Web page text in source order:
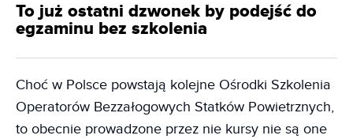
To już ostatni dzwonek by podejść do
egzaminu bez szkolenia
Choć w Polsce powstają kolejne Ośrodki Szkolenia
Operatorów Bezzałogowych Statków Powietrznych,
to obecnie prowadzone przez nie kursy nie są one